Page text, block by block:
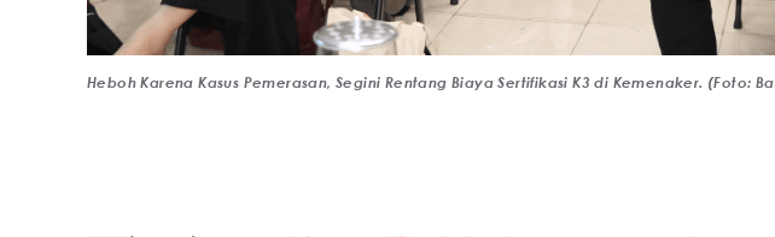
Heboh Karena Kasus Pemerasan, Segini Rentang Biaya Sertifikasi K3 di Kemenaker. (Foto: